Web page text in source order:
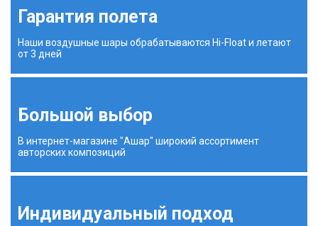
Гарантия полета
Наши воздушные шары обрабатываются Hi-Float и летают
от 3 дней
Большой выбор
В интернет-магазине "Ашар" широкий ассортимент
авторских композиций
Индивидуальный подход